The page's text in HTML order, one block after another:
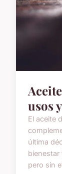
usos
El aceite
última
bienestar
pero sin